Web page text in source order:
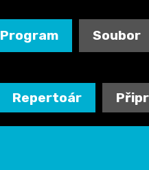
Program Soubor
Repertoár